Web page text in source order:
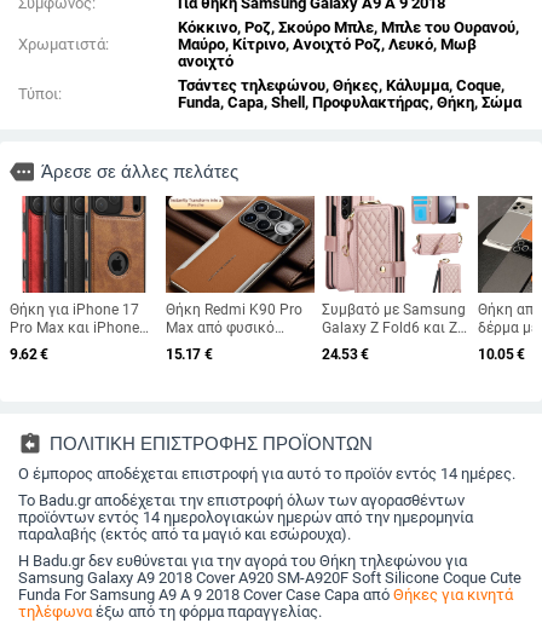
Χρωματιστά:
Κόκκινο, Ροζ, Σκούρο Μπλε, Μπλε του Ουρανού,
Μαύρο, Κίτρινο, Ανοιχτό Ροζ, Λευκό, Μωβ
ανοιχτό
Τύποι:
Τσάντες τηλεφώνου, Θήκες, Κάλυμμα, Coque,
Funda, Capa, Shell, Προφυλακτήρας, Θήκη, Σώμα
more Άρεσε σε άλλες πελάτες
Θήκη για iPhone 17
Pro Max και iPhone
16 Pro – πίσω
κάλυμμα από
προσαρμόσιμη
9.62€
Θήκη Redmi K90 Pro
Max από φυσικό
δέρμα με
ηλεκτροπλατινωμένο
15.17 €
Συμβατό με Samsung
Galaxy Z Fold6 και Z
Fold7 — θήκη
τηλεφώνου από
κομψός σχεδιασμός,
με λουράκι καρπού,
για γυναίκες
24.53€
Θήκη
δέρμα
για
10.05€
assignment_return ΠΟΛΙΤΙΚΗ ΕΠΙΣΤΡΟΦΗΣ ΠΡΟΪΟΝΤΩΝ
Ο έμπορος αποδέχεται επιστροφή για αυτό το προϊόν εντός 14 ημέρες.
Το Badu.gr αποδέχεται την επιστροφή όλων των αγορασθέντων
προϊόντων εντός 14 ημερολογιακών ημερών από την ημερομηνία
παραλαβής (εκτός από τα μαγιό και εσώρουχα).
Η Badu.gr δεν ευθύνεται για την αγορά του Θήκη τηλεφώνου για
Samsung Galaxy A9 2018 Cover A920 SM-A920F Soft Silicone Coque Cute
Funda For Samsung A9 A 9 2018 Cover Case Capa από Θήκες για κινητά
τηλέφωναέξω από τη φόρμα παραγγελίας.